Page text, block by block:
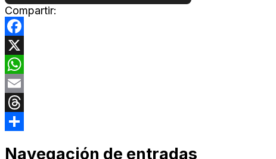
Compartir:
Facebook
X
WhatsApp
Email
Threads
Navegación de entradas